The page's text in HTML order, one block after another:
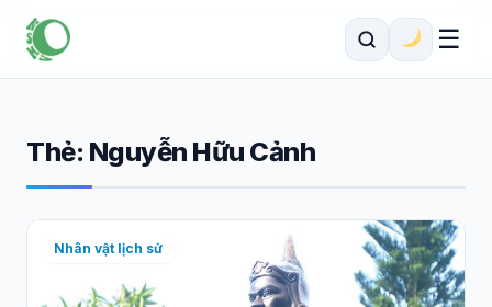
☰
Thẻ: Nguyễn Hữu Cảnh
Nhân vật lịch sử